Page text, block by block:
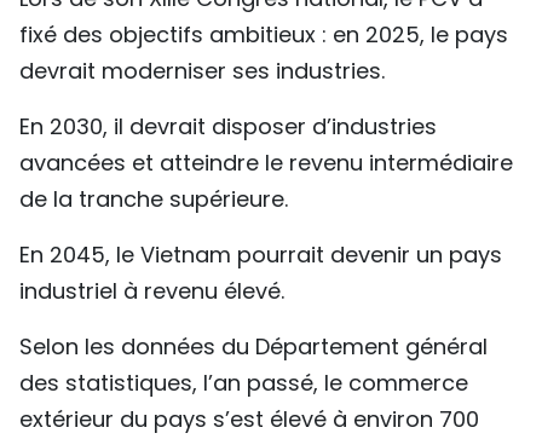
fixé des objectifs ambitieux : en 2025, le pays
devrait moderniser ses industries.
En 2030, il devrait disposer d’industries
avancées et atteindre le revenu intermédiaire
de la tranche supérieure.
En 2045, le Vietnam pourrait devenir un pays
industriel à revenu élevé.
Selon les données du Département général
des statistiques, l’an passé, le commerce
extérieur du pays s’est élevé à environ 700